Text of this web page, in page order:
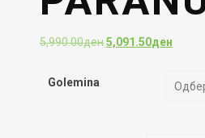
5,990.00ден Original
5,091.50денCurrent
Golemina